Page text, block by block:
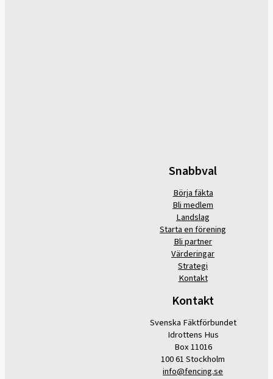
Snabbval
Börja fäkta
Bli medlem
Landslag
Starta en förening
Bli partner
Värderingar
Strategi
Kontakt
Kontakt
Svenska Fäktförbundet
Idrottens Hus
Box 11016
100 61 Stockholm
info@fencing.se